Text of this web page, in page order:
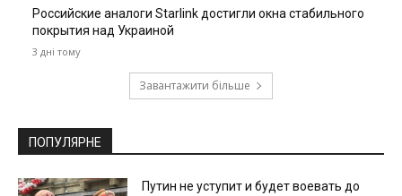
Российские аналоги Starlink достигли окна стабильного
покрытия над Украиной
3 дні тому
Завантажити більше
ПОПУЛЯРНЕ
Путин не уступит и будет воевать до